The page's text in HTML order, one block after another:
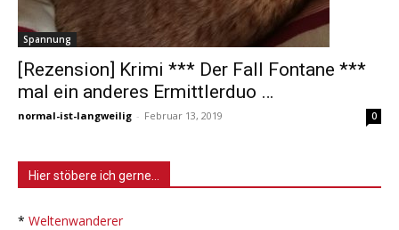
Spannung
[Rezension] Krimi *** Der Fall Fontane ***
mal ein anderes Ermittlerduo …
normal-ist-langweilig - Februar 13, 2019 0
Hier stöbere ich gerne…
* Weltenwanderer